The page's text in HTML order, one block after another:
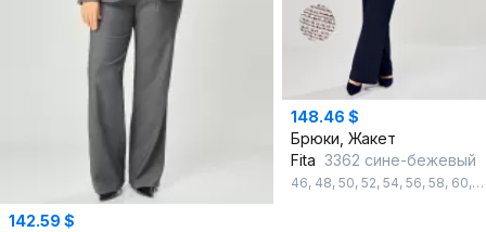
142.59 $
148.46 $
Брюки, Жакет
Fita 3362 сине-бежевый
46, 48, 50, 52, 54, 56, 58, 60,